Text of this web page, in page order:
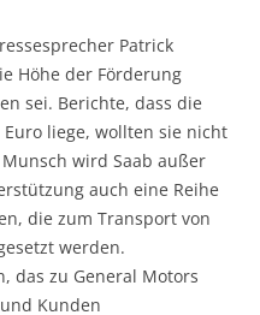
Patrick
Höhe der Förderung
sei. Berichte, dass die
liege, wollten sie nicht
wird Saab außer
auch eine Reihe
die zum Transport von
werden.
das zu General Motors
Kunden